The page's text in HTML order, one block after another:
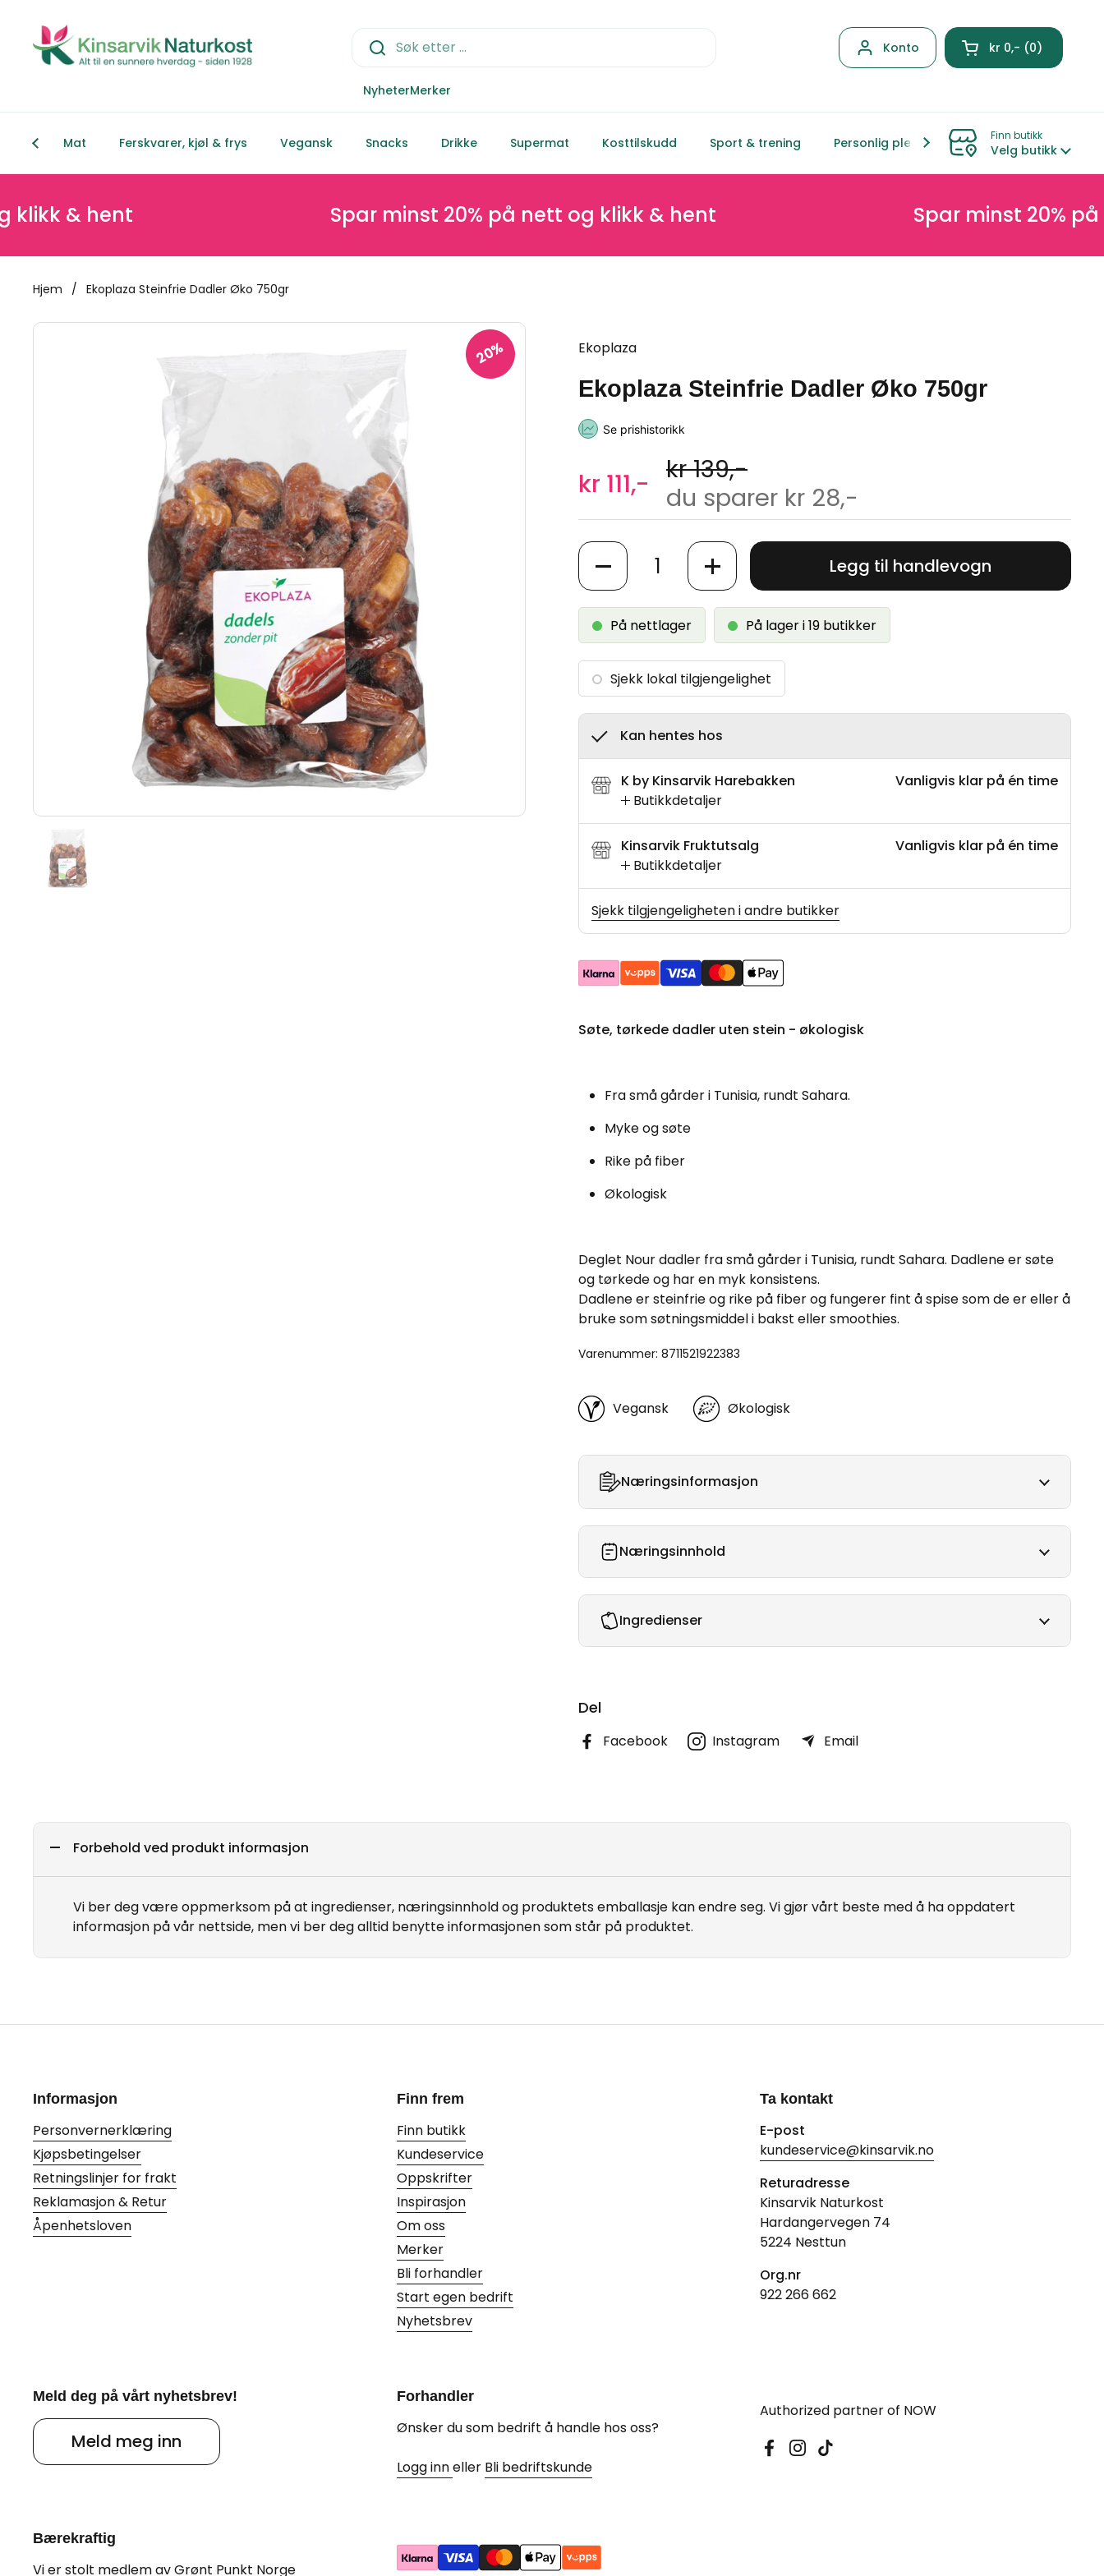
Konto Åpen kurven
kr 0,- 0
NyheterMerker
Mat Ferskvarer, kjøl & frys Vegansk Snacks Drikke Supermat Kosttilskudd Sport & trening Personlig pleie Hjem & livsstil
Finn butikk
Velg butikk
& hent Spar minst 20% på nett og klikk & hent Spar minst 20% på
Hjem / Ekoplaza Steinfrie Dadler Øko 750gr
20% Ekoplaza
Ekoplaza Steinfrie Dadler Øko 750gr
Se prishistorikk
kr 111,- kr 139,-
du sparer kr 28,-
Antall
Legg til handlevogn
På nettlager På lager i 19 butikker
Sjekk lokal tilgjengelighet
Kan hentes hos
K by Kinsarvik Harebakken
Butikkdetaljer
Vanligvis klar på én time
Kinsarvik Fruktutsalg
Butikkdetaljer
Vanligvis klar på én time
Sjekk tilgjengeligheten i andre butikker
Søte, tørkede dadler uten stein - økologisk
Fra små gårder i Tunisia, rundt Sahara.
Myke og søte
Rike på fiber
Økologisk
Deglet Nour dadler fra små gårder i Tunisia, rundt Sahara. Dadlene er søte
og tørkede og har en myk konsistens.
Dadlene er steinfrie og rike på fiber og fungerer fint å spise som de er eller å
bruke som søtningsmiddel i bakst eller smoothies.
Varenummer: 8711521922383
Vegansk Økologisk
Næringsinformasjon
Næringsinnhold
Ingredienser
Del
Facebook Instagram Email
Forbehold ved produkt informasjon
Vi ber deg være oppmerksom på at ingredienser, næringsinnhold og produktets emballasje kan endre seg. Vi gjør vårt beste med å ha oppdatert
informasjon på vår nettside, men vi ber deg alltid benytte informasjonen som står på produktet.
Informasjon
Personvernerklæring
Kjøpsbetingelser
Retningslinjer for frakt
Reklamasjon & Retur
Åpenhetsloven
Finn frem
Finn butikk
Kundeservice
Oppskrifter
Inspirasjon
Om oss
Merker
Bli forhandler
Start egen bedrift
Nyhetsbrev
Ta kontakt
E-post
kundeservice@kinsarvik.no
Returadresse
Kinsarvik Naturkost
Hardangervegen 74
5224 Nesttun
Org.nr
922 266 662
Meld deg på vårt nyhetsbrev!
Meld meg inn
Forhandler
Ønsker du som bedrift å handle hos oss?
Logg inneller Bli bedriftskunde
Authorized partner of NOW
Facebook
Instagram
TikTok
Bærekraftig
Vi er stolt medlem avGrønt Punkt Norge